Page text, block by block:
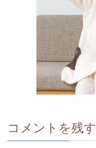
コメントを残す